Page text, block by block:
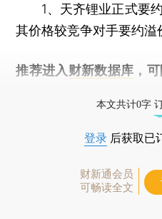
1、天齐锂业正式要约
其价格较竞争对手要约溢
推荐进入 财新数据库 ，
本文共计0字
登录 后获取已
财新通会员
可畅读全文